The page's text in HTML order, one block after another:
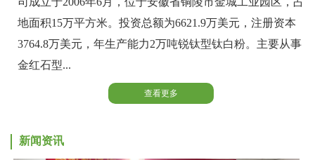
地面积15万平方米。投资总额为6621.9万美元，注册资本
3764.8万美元，年生产能力2万吨锐钛型钛白粉。主要从事
金红石型...
查看更多
新闻资讯